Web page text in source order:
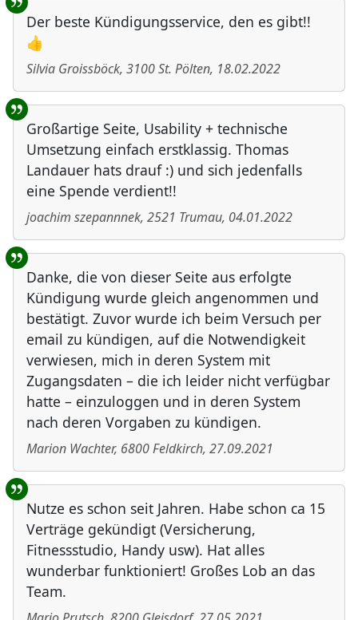
Der beste Kündigungsservice, den es gibt!!
👍
Silvia Groissböck, 3100St. Pölten, 18.02.2022
Großartige Seite, Usability + technische
Umsetzung einfach erstklassig. Thomas
Landauer hats drauf :) und sich jedenfalls
eine Spende verdient!!
joachim szepannnek, 2521 Trumau, 04.01.2022
Danke, die von dieser Seite aus erfolgte
Kündigung wurde gleich angenommen und
bestätigt. Zuvor wurde ich beim Versuch per
email zu kündigen, auf die Notwendigkeit
verwiesen, mich in deren System mit
Zugangsdaten – die ich leider nicht verfügbar
hatte – einzuloggen und in deren System
nach deren Vorgaben zu kündigen.
Marion Wachter, 6800Feldkirch, 27.09.2021
Nutze es schon seit Jahren. Habe schon ca 15
Verträge gekündigt (Versicherung,
Fitnessstudio, Handy usw). Hat alles
wunderbar funktioniert! Großes Lob an das
Team.